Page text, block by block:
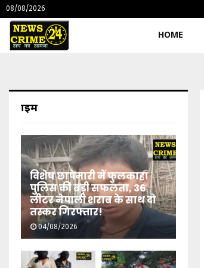
08/08/2026
HOME
क्राइम
विशेष छापेमारी में फुलकाहा
पुलिस की बड़ी सफलता, 36
लीटर नेपाली शराब के साथ दो
तस्कर गिरफ्तार!
04/08/2026